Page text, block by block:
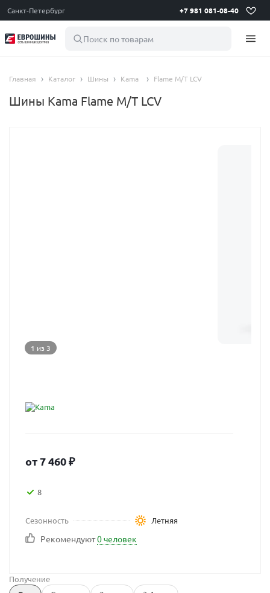
Санкт-Петербург +7 981 081-08-40
Поиск по товарам
Главная Каталог Шины Kama Flame М/Т LCV
Шины Kama Flame М/Т LCV
1 из 3
от7 460₽
8
Сезонность Летняя
Рекомендуют0 человек
Получение